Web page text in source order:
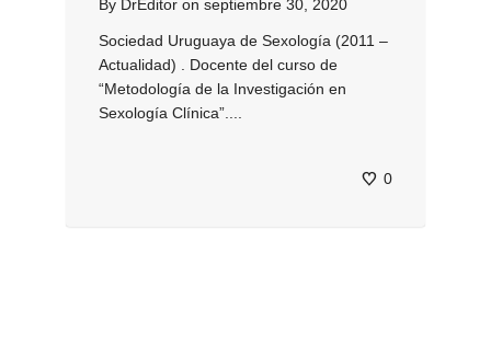
By DrEditor on septiembre 30, 2020
Sociedad Uruguaya de Sexología (2011 –
Actualidad) . Docente del curso de
“Metodología de la Investigación en
Sexología Clínica”....
0